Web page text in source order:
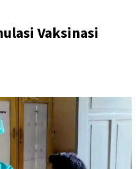
Vaksinasi